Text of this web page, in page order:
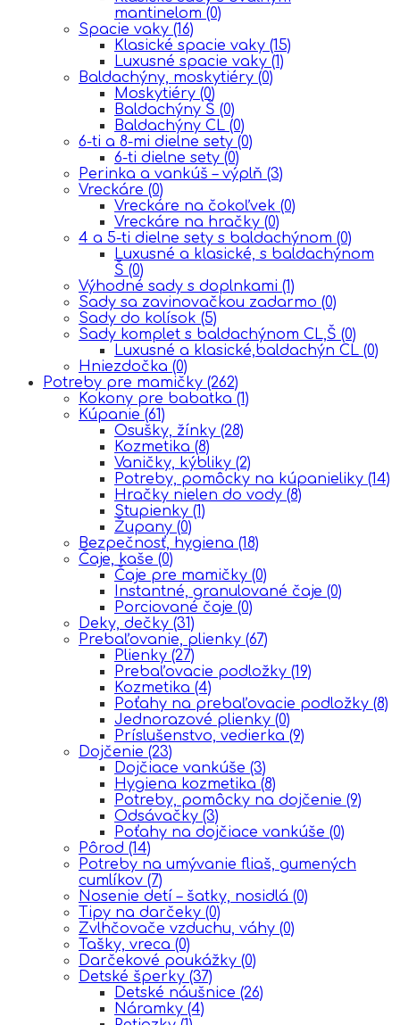
mantinelom (0)
Spacie vaky (16)
Klasické spacie vaky (15)
Luxusné spacie vaky (1)
Baldachýny, moskytiéry (0)
Moskytiéry (0)
Baldachýny Š (0)
Baldachýny CL (0)
6-ti a 8-mi dielne sety (0)
6-ti dielne sety (0)
Perinka a vankúš – výplň (3)
Vreckáre (0)
Vreckáre na čokoľvek (0)
Vreckáre na hračky (0)
4 a 5-ti dielne sety s baldachýnom (0)
Luxusné a klasické, s baldachýnom
Š (0)
Výhodné sady s doplnkami (1)
Sady sa zavinovačkou zadarmo (0)
Sady do kolísok (5)
Sady komplet s baldachýnom CL,Š (0)
Luxusné a klasické,baldachýn CL (0)
Hniezdočka (0)
Potreby pre mamičky (262)
Kokony pre babatka (1)
Kúpanie (61)
Osušky, žínky (28)
Kozmetika (8)
Vaničky, kýbliky (2)
Potreby, pomôcky na kúpanieliky (14)
Hračky nielen do vody (8)
Stupienky (1)
Župany (0)
Bezpečnosť, hygiena (18)
Čaje, kaše (0)
Čaje pre mamičky (0)
Instantné, granulované čaje (0)
Porciované čaje (0)
Deky, dečky (31)
Prebaľovanie, plienky (67)
Plienky (27)
Prebaľovacie podložky (19)
Kozmetika (4)
Poťahy na prebaľovacie podložky (8)
Jednorazové plienky (0)
Príslušenstvo, vedierka (9)
Dojčenie (23)
Dojčiace vankúše (3)
Hygiena kozmetika (8)
Potreby, pomôcky na dojčenie (9)
Odsávačky (3)
Poťahy na dojčiace vankúše (0)
Pôrod (14)
Potreby na umývanie fliaš, gumených
cumlíkov (7)
Nosenie detí – šatky, nosidlá (0)
Tipy na darčeky (0)
Zvlhčovače vzduchu, váhy (0)
Tašky, vreca (0)
Darčekové poukážky (0)
Detské šperky (37)
Detské náušnice (26)
Náramky (4)